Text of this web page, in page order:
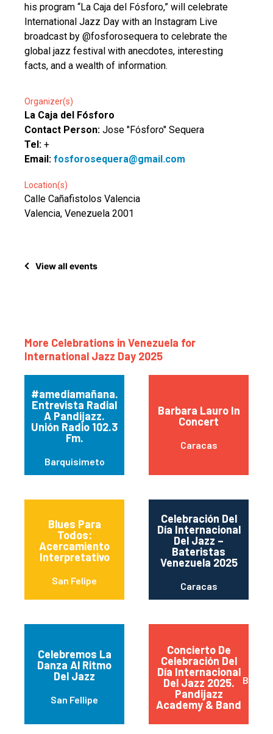
his program “La Caja del Fósforo,” will celebrate
International Jazz Day with an Instagram Live
broadcast by @fosforosequera to celebrate the
global jazz festival with anecdotes, interesting
facts, and a wealth of information.
Organizer(s)
La Caja del Fósforo
Contact Person: Jose "Fósforo" Sequera
Tel: +
Email: fosforosequera@gmail.com
Location(s)
Calle Cañafistolos Valencia
Valencia, Venezuela 2001
View all events
More Celebrations in Venezuela for
International Jazz Day 2025
#amediamañana.
Entrevista Radial
A Pandijazz.
Unión Radio 102.3
Fm.
Barquisimeto
Barbara Lauro In
Concert
Caracas
Blues Para
Todos:
Acercamiento
Interpretativo
San Felipe
Celebración Del
Día Internacional
Del Jazz –
Bateristas
Venezuela 2025
Caracas
Celebremos La
Danza Al Ritmo
Del Jazz
San Fellipe
Concierto De
Celebración Del
Día Internacional
Del Jazz 2025.
Pandijazz
Academy & Band